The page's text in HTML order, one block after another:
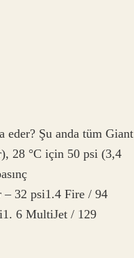
eder? Şu anda tüm Giant
28 °C için 50 psi (3,4
32 psi1.4 Fire / 94
6 MultiJet / 129